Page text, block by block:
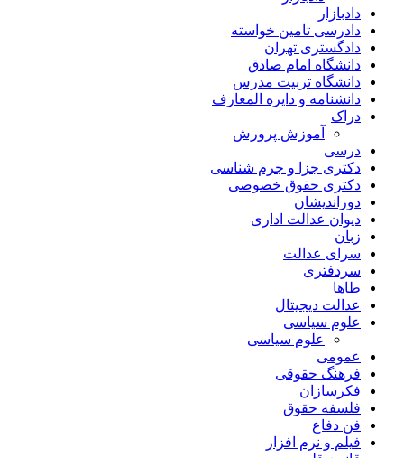
دادبازار
دادرسی تامین خواسته
دادگستری تهران
دانشگاه امام صادق
دانشگاه تربیت مدرس
دانشنامه و دایره المعارف
دراک
آموزش پرورش
درسی
دکتری جزا و جرم شناسی
دکتری حقوق خصوصی
دوراندیشان
دیوان عدالت اداری
زبان
سرای عدالت
سردفتری
طاها
عدالت دیجیتال
علوم سیاسی
علوم سیاسی
عمومی
فرهنگ حقوقی
فکرسازان
فلسفه حقوق
فن دفاع
فیلم و نرم افزار